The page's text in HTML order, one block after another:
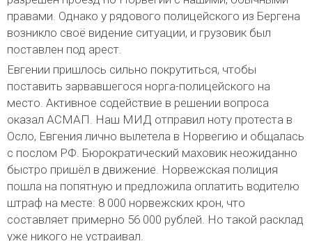
правами. Однако у рядового полицейского из Бергена
возникло своё видение ситуации, и грузовик был
поставлен под арест.
Евгении пришлось сильно покрутиться, чтобы
поставить зарвавшегося норга-полицейского на
место. Активное содействие в решении вопроса
оказал АСМАП. Наш МИД отправил ноту протеста в
Осло, Евгения лично вылетела в Норвегию и общалась
с послом РФ. Бюрократический маховик неожиданно
быстро пришёл в движение. Норвежская полиция
пошла на попятную и предложила оплатить водителю
штраф на месте: 8 000 норвежских крон, что
составляет примерно 56 000 рублей. Но такой расклад
уже никого не устраивал.